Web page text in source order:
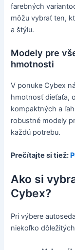
farebných
môžu vybrať ten,
a štýlu.
Modely pre
hmotnosti
V ponuke Cybex
hmotnosť dieťaťa,
kompaktných a
robustné modely
každú potrebu.
Prečítajte si tiež:
Ako si
Cybex?
Pri výbere
niekoľko